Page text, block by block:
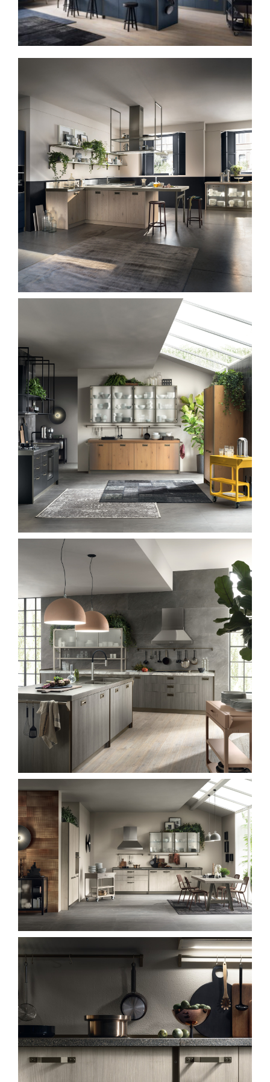
Spavaće sobe
Kupatila
DODATCI
VANJSKI
UREDSKI
HOTELSKI